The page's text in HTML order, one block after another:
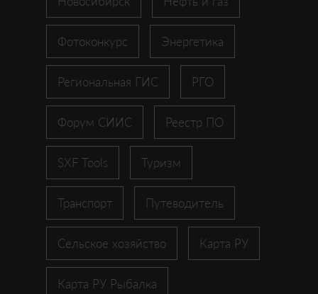
Фотоконкурс Энергетика
Региональная ГИС РГО
Форум СИИС Реестр ПО
SXF Tools Туризм
Транспорт Путеводитель
Сельское хозяйство Карта РУ
Карта РУ Рыбалка